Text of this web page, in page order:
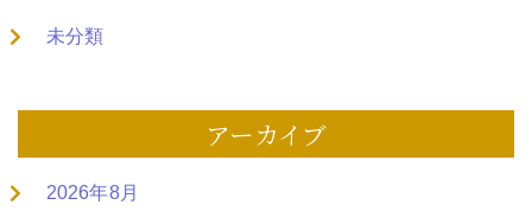
未分類
アーカイブ
2026年8月